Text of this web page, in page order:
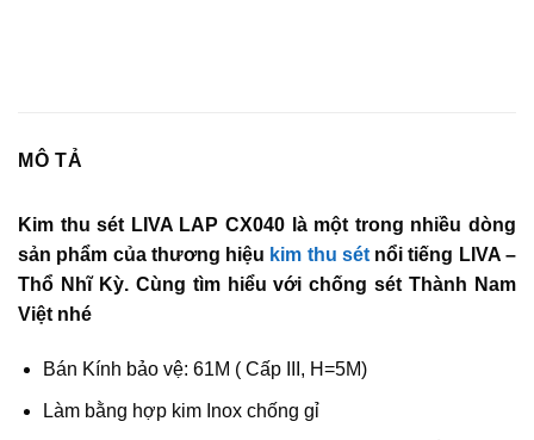
MÔ TẢ
Kim thu sét LIVA LAP CX040 là một trong nhiều dòng
sản phẩm của thương hiệu kim thu sétnổi tiếng LIVA –
Thổ Nhĩ Kỳ. Cùng tìm hiểu với chống sét Thành Nam
Việt nhé
Bán Kính bảo vệ: 61M ( Cấp III, H=5M)
Làm bằng hợp kim Inox chống gỉ